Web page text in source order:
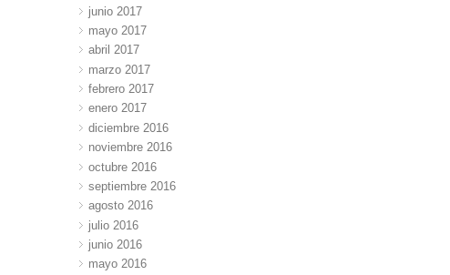
junio 2017
mayo 2017
abril 2017
marzo 2017
febrero 2017
enero 2017
diciembre 2016
noviembre 2016
octubre 2016
septiembre 2016
agosto 2016
julio 2016
junio 2016
mayo 2016